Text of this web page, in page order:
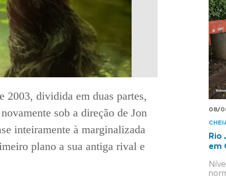
2003, dividida em duas partes,
sob a direção de Jon
inteiramente à marginalizada
plano a sua antiga rival e
08/
Rio
em